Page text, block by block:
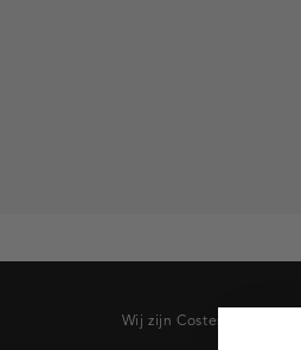
Wij zijn Costes